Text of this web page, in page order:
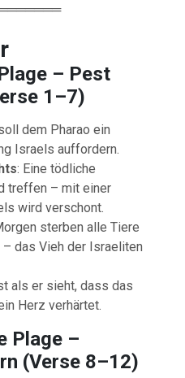
– Pest
1–7)
dem Pharao ein
Israels auffordern.
: Eine tödliche
treffen – mit einer
wird verschont.
sterben alle Tiere
das Vieh der Israeliten
als er sieht, dass das
Herz verhärtet.
Plage –
(Verse 8–12)